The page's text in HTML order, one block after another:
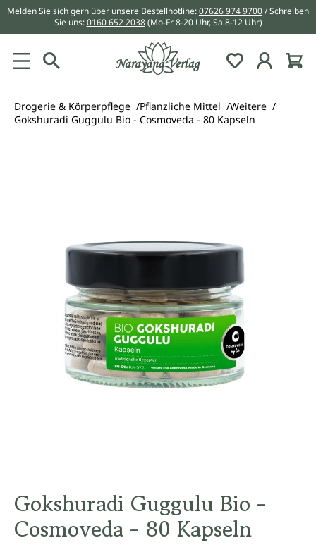
springen
Melden Sie sich gern über unsere Bestellhotline:07626 974 9700/ Schreiben
Sie uns:0160 652 2038 (Mo-Fr 8-20 Uhr, Sa 8-12 Uhr)
Du hast 0
Drogerie & Körperpflege Pflanzliche Mittel
Weitere
Gokshuradi Guggulu Bio - Cosmoveda - 80 Kapseln
Gokshuradi Guggulu Bio -
Cosmoveda - 80 Kapseln